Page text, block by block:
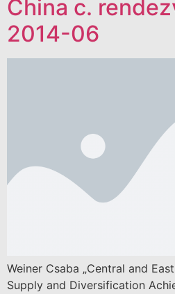
China c.
2014-06
Weiner Csaba „Central and
Supply and Diversification